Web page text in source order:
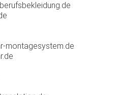
montagesystem.de